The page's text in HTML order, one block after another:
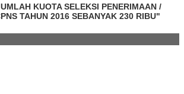
KUOTA SELEKSI PENERIMAAN /
TAHUN 2016 SEBANYAK 230 RIBU"